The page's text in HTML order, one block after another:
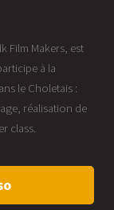
Film Makers, est
à la
le Choletais :
réalisation de
class.